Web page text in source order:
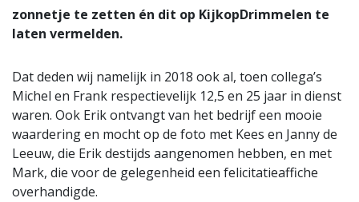
zonnetje te zetten én dit op KijkopDrimmelen te
laten vermelden.
Dat deden wij namelijk in 2018 ook al, toen collega’s
Michel en Frank respectievelijk 12,5 en 25 jaar in dienst
waren. Ook Erik ontvangt van het bedrijf een mooie
waardering en mocht op de foto met Kees en Janny de
Leeuw, die Erik destijds aangenomen hebben, en met
Mark, die voor de gelegenheid een felicitatieaffiche
overhandigde.